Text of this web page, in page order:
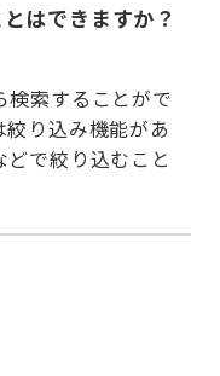
はできますか？
検索することがで
り込み機能があ
で絞り込むこと